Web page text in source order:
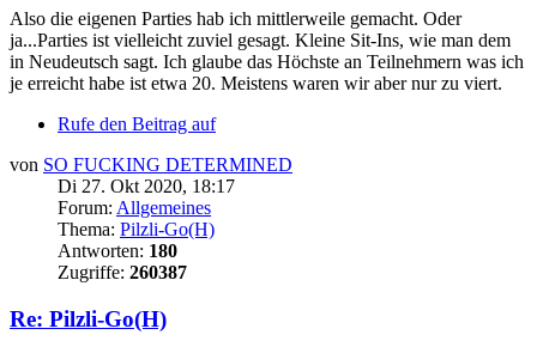
Also die eigenen Parties hab ich mittlerweile gemacht. Oder
ja...Parties ist vielleicht zuviel gesagt. Kleine Sit-Ins, wie man dem
in Neudeutsch sagt. Ich glaube das Höchste an Teilnehmern was ich
je erreicht habe ist etwa 20. Meistens waren wir aber nur zu viert.
Rufe den Beitrag auf
von SO FUCKING DETERMINED
Di 27. Okt 2020, 18:17
Forum: Allgemeines
Thema: Pilzli-Go(H)
Antworten: 180
Zugriffe: 260387
Re: Pilzli-Go(H)